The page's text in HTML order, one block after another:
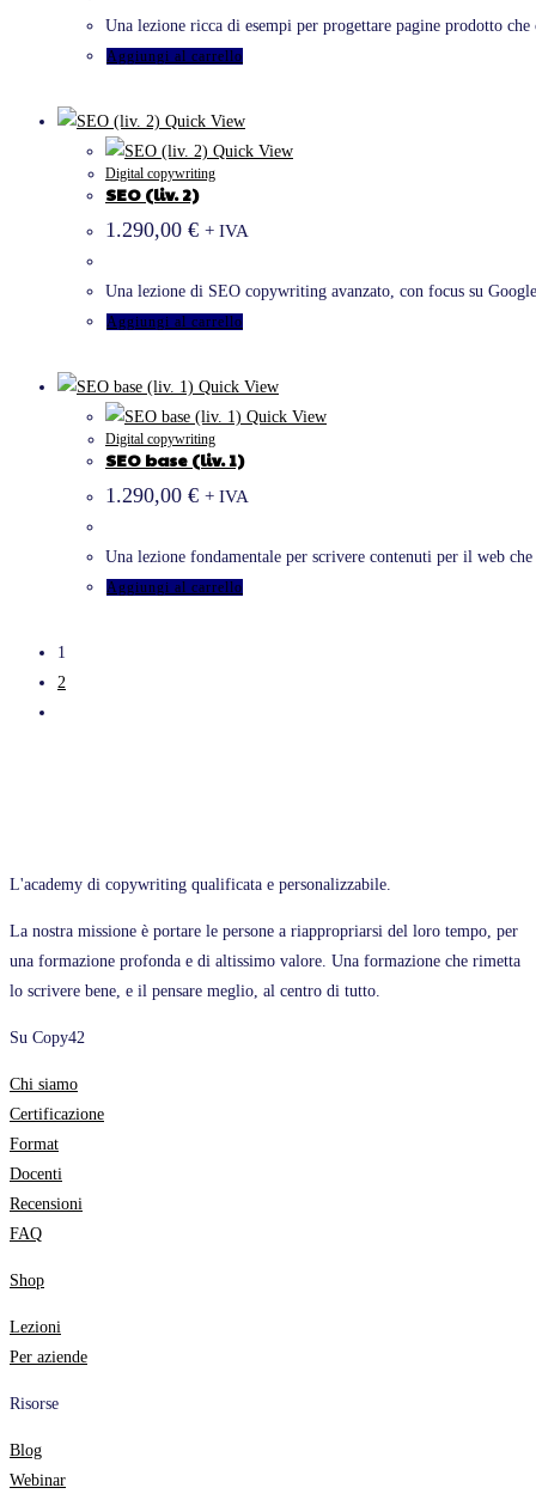
Una lezione ricca di esempi per progettare pagine prodotto
Aggiungi al carrello
Quick View
Quick View
Digital copywriting
SEO (liv. 2)
1.290,00 € + IVA
Una lezione di SEO copywriting avanzato, con focus su
Aggiungi al carrello
Quick View
Quick View
Digital copywriting
SEO base (liv. 1)
1.290,00 € + IVA
Una lezione fondamentale per scrivere contenuti per il web
Aggiungi al carrello
1
2
L'academy di copywriting qualificata e personalizzabile.
La nostra missione è portare le persone a riappropriarsi del loro tempo, per
una formazione profonda e di altissimo valore. Una formazione che rimetta
lo scrivere bene, e il pensare meglio, al centro di tutto.
Su Copy42
Chi siamo
Certificazione
Format
Docenti
Recensioni
FAQ
Shop
Lezioni
Per aziende
Risorse
Blog
Webinar